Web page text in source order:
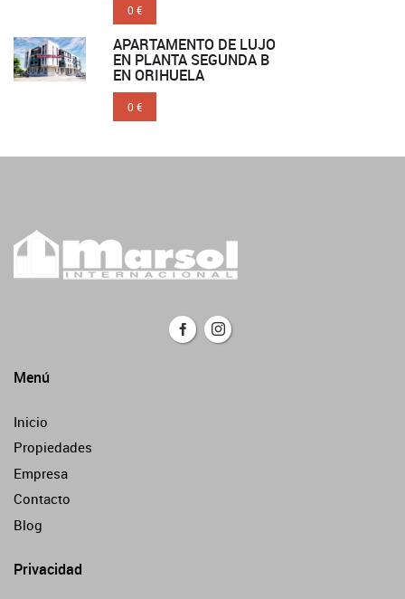
0 €
APARTAMENTO DE LUJO
EN PLANTA SEGUNDA B
EN ORIHUELA
0 €
Menú
Inicio
Propiedades
Empresa
Contacto
Blog
Privacidad